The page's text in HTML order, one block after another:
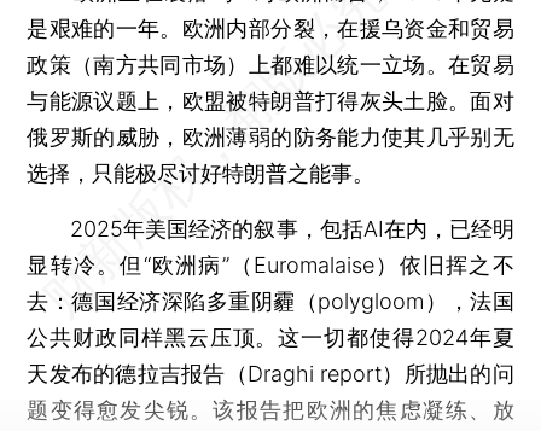
是艰难的一年。欧洲内部分裂，在援乌资金和贸易
政策（南方共同市场）上都难以统一立场。在贸易
与能源议题上，欧盟被特朗普打得灰头土脸。面对
俄罗斯的威胁，欧洲薄弱的防务能力使其几乎别无
选择，只能极尽讨好特朗普之能事。
2025年美国经济的叙事，包括AI在内，已经明
显转冷。但“欧洲病”（Euromalaise）依旧挥之不
去：德国经济深陷多重阴霾（polygloom），法国
公共财政同样黑云压顶。这一切都使得2024年夏
天发布的德拉吉报告（Draghi report）所抛出的问
题变得愈发尖锐。该报告把欧洲的焦虑凝练、放